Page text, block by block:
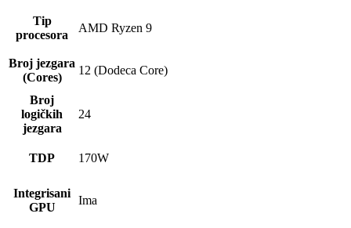
Tip
procesora
AMD Ryzen 9
Broj jezgara
(Cores)
12 (Dodeca Core)
Broj
logičkih
jezgara
24
TDP 170W
Integrisani
GPU
Ima